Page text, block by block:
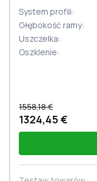
System profili:
Głębokość ramy:
Uszczelka:
Oszklenie:
1558,18 €
1324,45 €